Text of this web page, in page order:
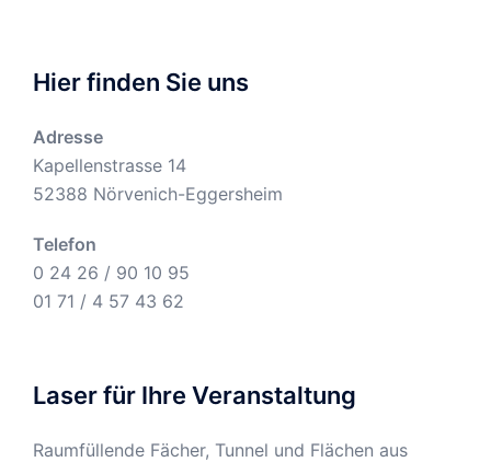
Hier finden Sie uns
Adresse
Kapellenstrasse 14
52388 Nörvenich-Eggersheim
Telefon
0 24 26 / 90 10 95
01 71 / 4 57 43 62
Laser für Ihre Veranstaltung
Raumfüllende Fächer, Tunnel und Flächen aus